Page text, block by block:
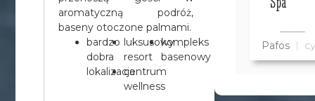
aromatyczną podróż,
baseny otoczone palmami.
bardzo
dobra
lokalizacja
luksusowy
resort
centrum
wellness
kompleks
basenowy
Pafos